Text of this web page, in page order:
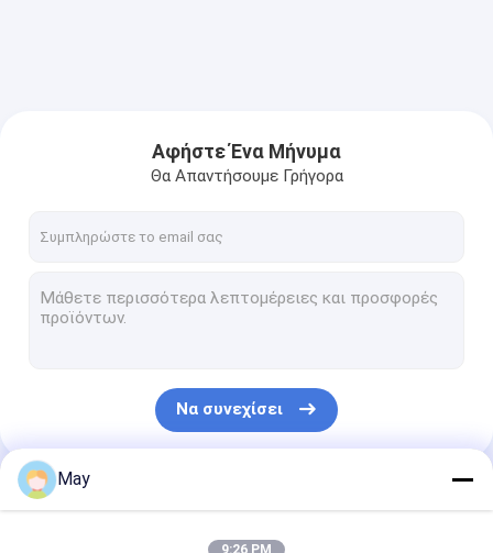
Αφήστε Ένα Μήνυμα
Θα Απαντήσουμε Γρήγορα
Να συνεχίσει
Οι Κατηγορίες Μας
May
9:26 PM